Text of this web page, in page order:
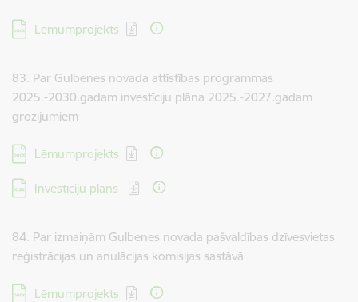
Lejupielādēt:
Lēmumprojekts
83. Par Gulbenes novada attīstības programmas
2025.-2030.gadam investīciju plāna 2025.-2027.gadam
grozījumiem
Lejupielādēt:
Lēmumprojekts
Lejupielādēt:
Investīciju plāns
84. Par izmaiņām Gulbenes novada pašvaldības dzīvesvietas
reģistrācijas un anulācijas komisijas sastāvā
Lejupielādēt:
Lēmumprojekts